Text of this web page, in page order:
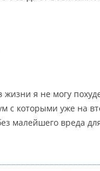
я не могу
с которыми уже на
малейшего вреда